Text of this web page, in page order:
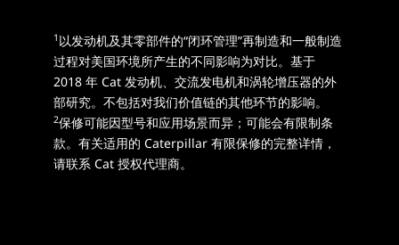
1 以发动机及其零部件的“闭环管理”再制造和一般制造
过程对美国环境所产生的不同影响为对比。基于
2018 年 Cat 发动机、交流发电机和涡轮增压器的外
部研究。不包括对我们价值链的其他环节的影响。
2保修可能因型号和应用场景而异；可能会有限制条
款。有关适用的 Caterpillar 有限保修的完整详情，
请联系 Cat 授权代理商。